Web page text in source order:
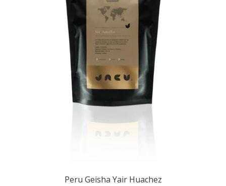
Peru Geisha Yair Huachez